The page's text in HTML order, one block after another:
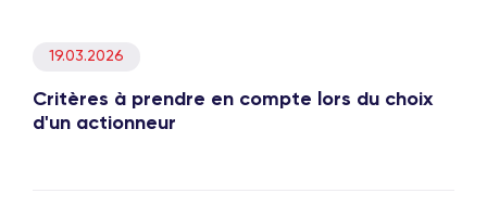
19.03.2026
Critères à prendre en compte lors du choix
d'un actionneur